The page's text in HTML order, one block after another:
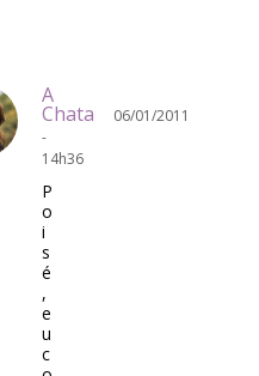
A
Chata
06/01/2011
-
14h36
P
o
i
s
é
,
e
u
c